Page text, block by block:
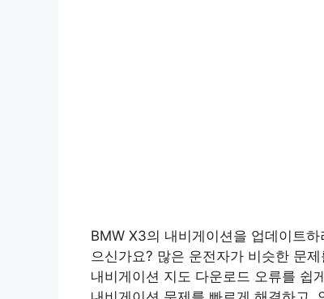
BMW X3의 내비게이션을 업데이트
으신가요? 많은 운전자가 비슷한 문
내비게이션 지도 다운로드 오류를 쉽